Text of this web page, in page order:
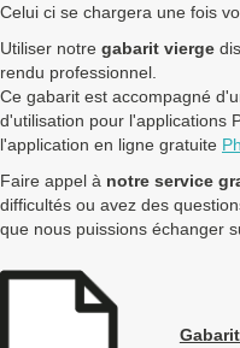
Celui ci se chargera une fois
Utiliser notre gabarit vierge
rendu professionnel.
Ce gabarit est accompagné
d'utilisation pour l'applications
l'application en ligne gratuite
Faire appel à notre service
difficultés ou avez des
que nous puissions échanger